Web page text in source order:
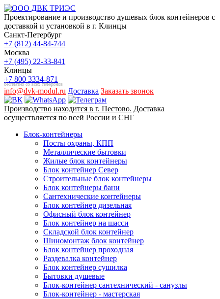
Проектирование и производство душевых блок контейнеров с
доставкой и установкой в г. Клинцы
Санкт-Петербург
+7 (812) 44-84-744
Москва
+7 (495) 22-33-841
Клинцы
+7 800 3334-871
бесплатно со всех телефонов
info@dvk-modul.ru Доставка Заказать звонок
Производство находится в г. Пестово. Доставка
осуществляется по всей России и СНГ
Блок-контейнеры
Посты охраны, КПП
Металлические бытовки
Жилые блок контейнеры
Блок контейнер Север
Строительные блок контейнеры
Блок контейнеры бани
Сантехнические контейнеры
Блок контейнер дизельная
Офисный блок контейнер
Блок контейнер на шасси
Складской блок контейнер
Шиномонтаж блок контейнер
Блок контейнер проходная
Раздевалка контейнер
Блок контейнер сушилка
Бытовки душевые
Блок-контейнер сантехнический - санузлы
Блок-контейнер - мастерская